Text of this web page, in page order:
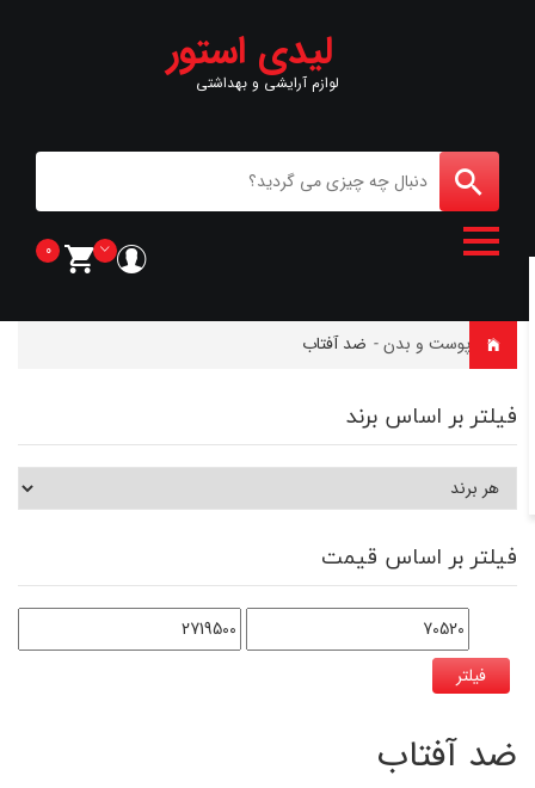
لیدی استور
لوازم آرایشی و بهداشتی
0
خانه پوست و بدن - ضد آفتاب
فیلتر بر اساس برند
فیلتر بر اساس قیمت
فیلتر
ضد آفتاب